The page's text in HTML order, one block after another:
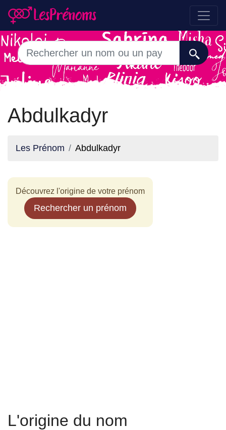
Abdulkadyr
Les Prénom Abdulkadyr
Découvrez l'origine de votre prénom
Rechercher un prénom
L'origine du nom